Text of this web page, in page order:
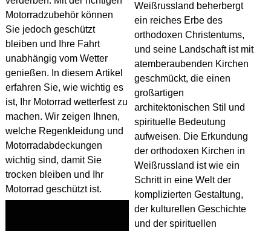
Motorradzubehör können
Sie jedoch geschützt
bleiben und Ihre Fahrt
unabhängig vom Wetter
genießen. In diesem Artikel
erfahren Sie, wie wichtig es
ist, Ihr Motorrad wetterfest zu
machen. Wir zeigen Ihnen,
welche Regenkleidung und
Motorradabdeckungen
wichtig sind, damit Sie
trocken bleiben und Ihr
Motorrad geschützt ist.
Weißrussland beherbergt
ein reiches Erbe des
orthodoxen Christentums,
und seine Landschaft ist mit
atemberaubenden Kirchen
geschmückt, die einen
großartigen
architektonischen Stil und
spirituelle Bedeutung
aufweisen. Die Erkundung
der orthodoxen Kirchen in
Weißrussland ist wie ein
Schritt in eine Welt der
komplizierten Gestaltung,
der kulturellen Geschichte
und der spirituellen